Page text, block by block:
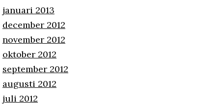
januari 2013
december 2012
november 2012
oktober 2012
september 2012
augusti 2012
juli 2012